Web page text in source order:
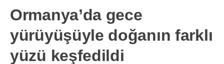
Ormanya’da gece
yürüyüşüyle doğanın farklı
yüzü keşfedildi